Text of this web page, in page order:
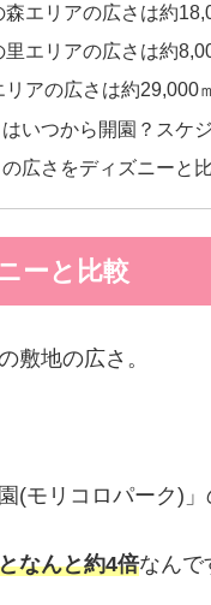
森エリアの広さは約
里エリアの広さは約
リアの広さは約29,000
いつから開園？スケ
広さをディズニーと
ーと比較
敷地の広さ。
(モリコロパーク)」
なんと約4倍なんで